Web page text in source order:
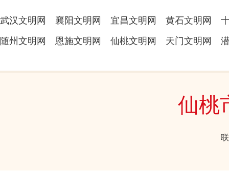
武汉文明网 襄阳文明网 宜昌文明网 黄石文明网
随州文明网
恩施文明网 仙桃文明网 天门文明网
仙桃